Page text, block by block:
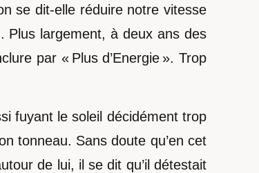
se dit-elle réduire notre vitesse
Plus largement, à deux ans des
par « Plus d’Energie ». Trop
fuyant le soleil décidément trop
tonneau. Sans doute qu’en cet
de lui, il se dit qu’il détestait